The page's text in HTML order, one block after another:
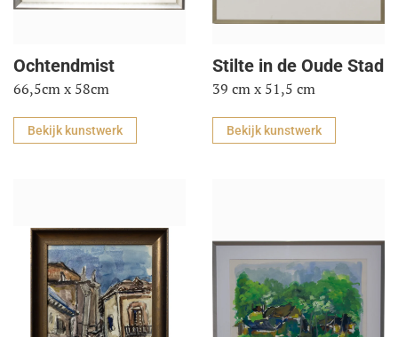
Ochtendmist
66,5cm x 58cm
Bekijk kunstwerk
Stilte in de Oude Stad
39 cm x 51,5 cm
Bekijk kunstwerk